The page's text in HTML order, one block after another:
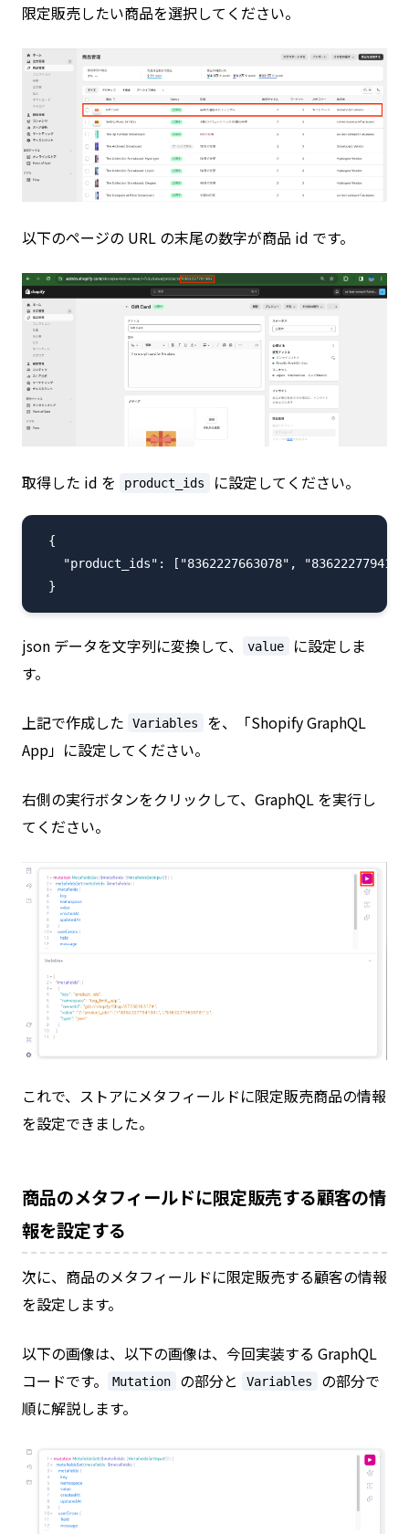
限定販売したい商品を選択してください。
以下のページの URL の末尾の数字が商品 id です。
取得した id を product_ids に設定してください。
  {
"product_ids": ["8362227663078",
json データを文字列に変換して、 value
に設定しま
す。
上記で作成した Variables
を、「Shopify GraphQL
App」に設定してください。
右側の実行ボタンをクリックして、GraphQL を実行し
てください。
これで、ストアにメタフィールドに限定販売商品の情報
を設定できました。
商品のメタフィールドに限定販売する顧客の情
報を設定する
次に、商品のメタフィールドに限定販売する顧客の情報
を設定します。
以下の画像は、以下の画像は、今回実装する GraphQL
コードです。
Mutation の部分と Variables
の部分で
順に解説します。